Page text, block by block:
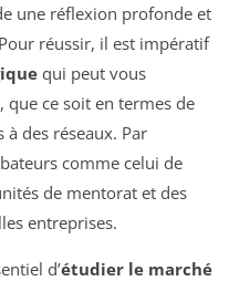
une réflexion profonde et
réussir, il est impératif
qui peut vous
ce soit en termes de
à des réseaux. Par
comme celui de
de mentorat et des
entreprises.
d’étudier le marché